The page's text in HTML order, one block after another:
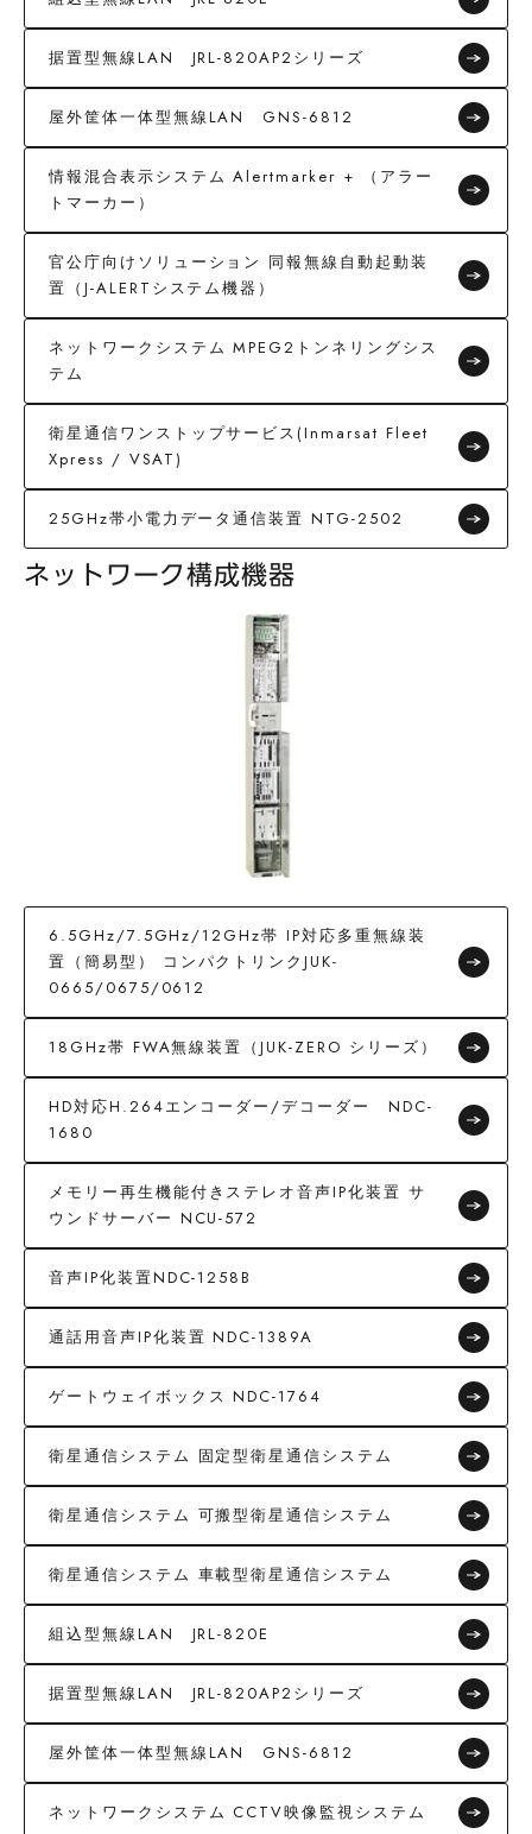
据置型無線LAN JRL-820AP2シリーズ
屋外筐体一体型無線LAN GNS-6812
情報混合表示システム Alertmarker + （アラー
トマーカー）
官公庁向けソリューション 同報無線自動起動装
置（J-ALERTシステム機器）
ネットワークシステム MPEG2トンネリングシス
テム
衛星通信ワンストップサービス(Inmarsat Fleet
Xpress / VSAT)
25GHz帯小電力データ通信装置 NTG-2502
ネットワーク構成機器
6.5GHz/7.5GHz/12GHz帯 IP対応多重無線装
置（簡易型） コンパクトリンクJUK-
0665/0675/0612
18GHz帯 FWA無線装置（JUK-ZERO シリーズ）
HD対応H.264エンコーダー/デコーダー NDC-
1680
メモリー再生機能付きステレオ音声IP化装置 サ
ウンドサーバー NCU-572
音声IP化装置NDC-1258B
通話用音声IP化装置 NDC-1389A
ゲートウェイボックス NDC-1764
衛星通信システム 固定型衛星通信システム
衛星通信システム 可搬型衛星通信システム
衛星通信システム 車載型衛星通信システム
組込型無線LAN JRL-820E
据置型無線LAN JRL-820AP2シリーズ
屋外筐体一体型無線LAN GNS-6812
ネットワークシステム CCTV映像監視システム